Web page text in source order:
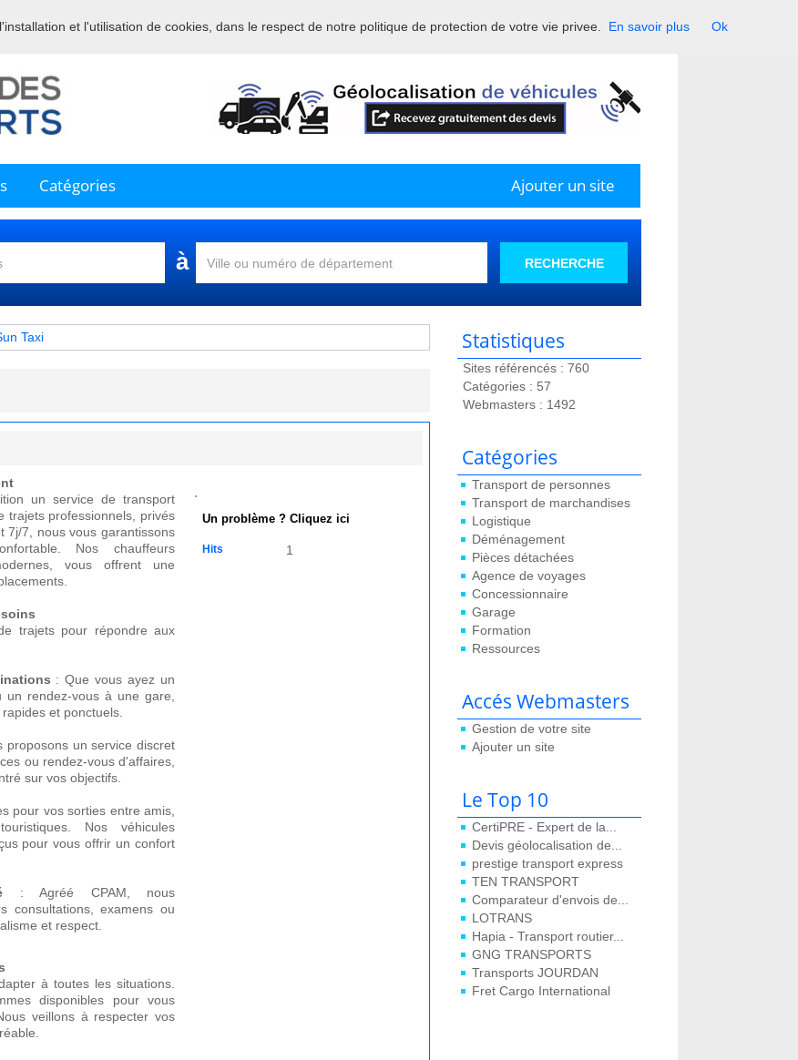
sur l'annuaire professionnel du transport et de la la logistique en France.
Catégories Ajouter un site
à RECHERCHE
Statistiques
Sites référencés : 760
Catégories : 57
Webmasters : 1492
Catégories
Transport de personnes
Transport de marchandises
Logistique
Déménagement
Pièces détachées
Agence de voyages
Concessionnaire
Garage
Formation
Ressources
Accés Webmasters
Gestion de votre site
Ajouter un site
Le Top 10
CertiPRE - Expert de la...
Devis géolocalisation de...
prestige transport express
TEN TRANSPORT
Comparateur d'envois de...
LOTRANS
Hapia - Transport routier...
GNG TRANSPORTS
Transports JOURDAN
Fret Cargo International
Taxi
un service de transport
trajets professionnels, privés
7j/7, nous vous garantissons
Nos chauffeurs
vous offrent une
trajets pour répondre aux
: Que vous ayez un
rendez-vous à une gare,
et ponctuels.
proposons un service discret
ou rendez-vous d'affaires,
sur vos objectifs.
pour vos sorties entre amis,
Nos véhicules
pour vous offrir un confort
: Agréé CPAM, nous
consultations, examens ou
et respect.
à toutes les situations.
disponibles pour vous
veillons à respecter vos
Un problème ? Cliquez ici
Hits 1
et l'utilisation de cookies, dans le respect de notre politique de protection de votre vie privee. En savoir plus Ok